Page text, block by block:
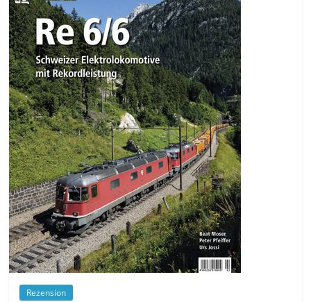
Rezension